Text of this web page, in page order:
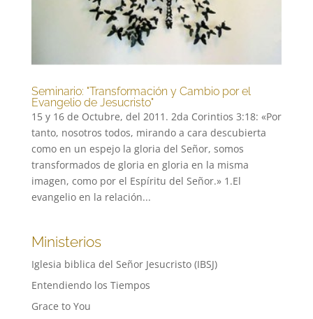
Seminario: "Transformación y Cambio por el
Evangelio de Jesucristo"
15 y 16 de Octubre, del 2011. 2da Corintios 3:18: «Por
tanto, nosotros todos, mirando a cara descubierta
como en un espejo la gloria del Señor, somos
transformados de gloria en gloria en la misma
imagen, como por el Espíritu del Señor.» 1.El
evangelio en la relación...
Ministerios
Iglesia biblica del Señor Jesucristo (IBSJ)
Entendiendo los Tiempos
Grace to You